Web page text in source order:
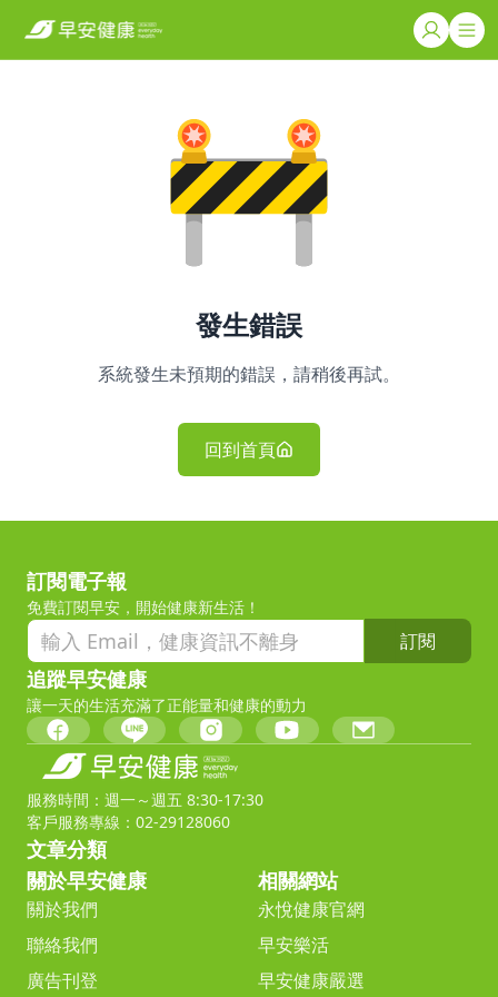
發生錯誤
系統發生未預期的錯誤，請稍後再試。
回到首頁
訂閱電子報
免費訂閱早安，開始健康新生活！
訂閱
追蹤早安健康
讓一天的生活充滿了正能量和健康的動力
服務時間：週一～週五 8:30-17:30
客戶服務專線：02-29128060
文章分類
關於早安健康
關於我們
聯絡我們
廣告刊登
相關網站
永悅健康官網
早安樂活
早安健康嚴選